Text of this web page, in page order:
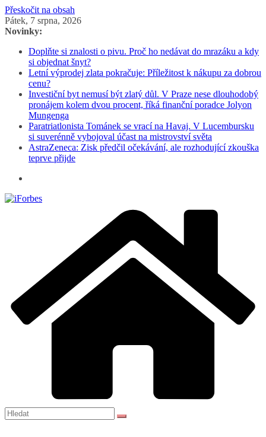
Přeskočit na obsah
Pátek, 7 srpna, 2026
Novinky:
Doplňte si znalosti o pivu. Proč ho nedávat do mrazáku a kdy
si objednat šnyt?
Letní výprodej zlata pokračuje: Příležitost k nákupu za dobrou
cenu?
Investiční byt nemusí být zlatý důl. V Praze nese dlouhodobý
pronájem kolem dvou procent, říká finanční poradce Jolyon
Mungenga
Paratriatlonista Tománek se vrací na Havaj. V Lucembursku
si suverénně vybojoval účast na mistrovství světa
AstraZeneca: Zisk předčil očekávání, ale rozhodující zkouška
teprve přijde